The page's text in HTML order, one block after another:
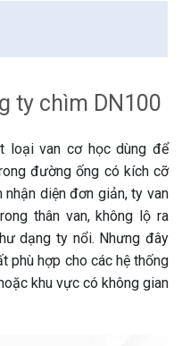
ty chìm DN100
loại van cơ học dùng để
đường ống có kích cỡ
diện đơn giản, ty van
thân van, không lộ ra
dạng ty nổi. Nhưng đây
phù hợp cho các hệ thống
khu vực có không gian